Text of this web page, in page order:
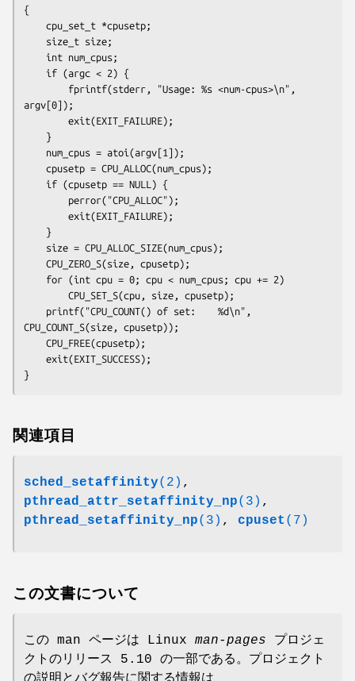
{
argv[0]);
CPU_COUNT_S(size, cpusetp));
関連項目
sched_setaffinity(2) ,
pthread_attr_setaffinity_np(3) ,
pthread_setaffinity_np(3) , cpuset (7)
この文書について
この man ページは Linux man-pages プロジェ
クトのリリース 5.10 の一部である。プロジェクト